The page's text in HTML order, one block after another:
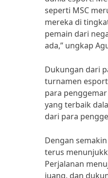
seperti MSC
mereka di
pemain dari
ada,” ungkap
Dukungan dari
turnamen
para
yang terbaik
dari para
Dengan
terus
Perjalanan
juang, dan